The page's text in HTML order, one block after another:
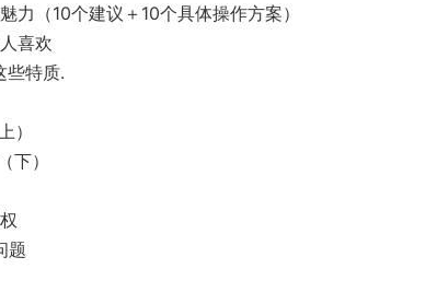
（10个建议＋10个具体操作方案）
喜欢
些特质.
）
）
题